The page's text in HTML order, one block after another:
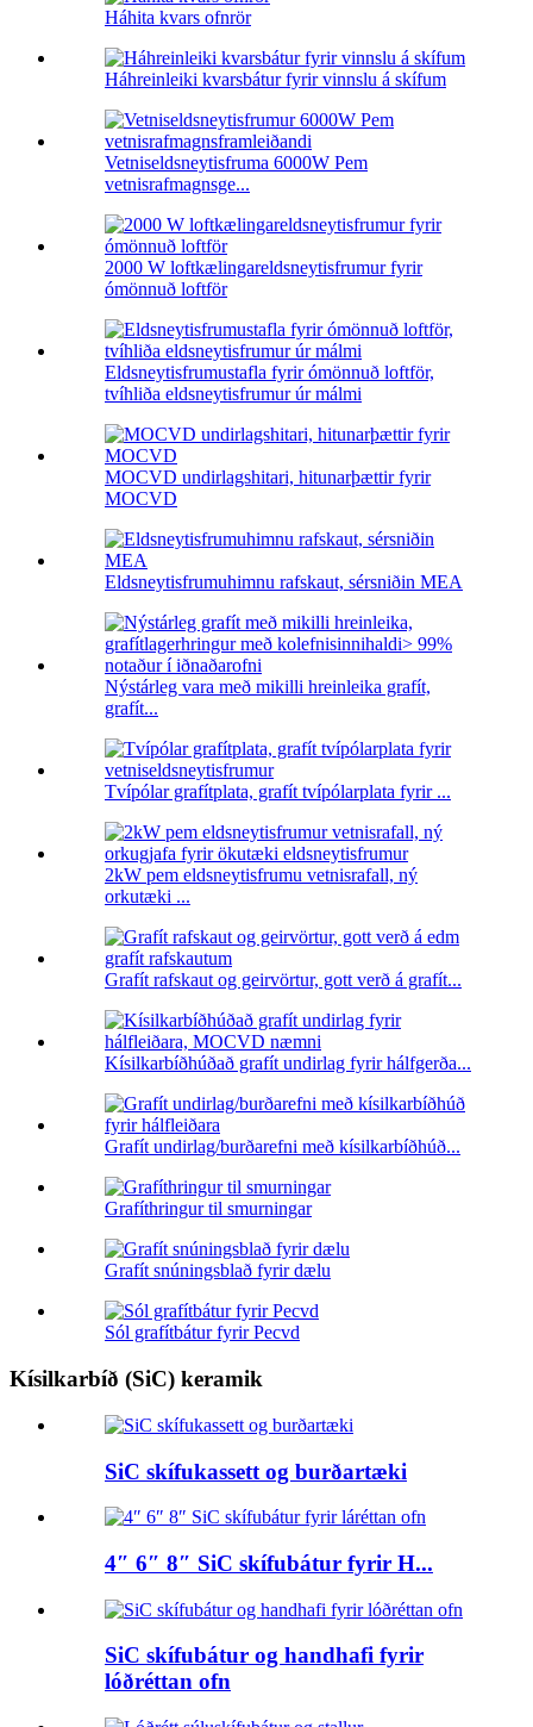
Háhita kvars ofnrör
Háhreinleiki kvarsbátur fyrir vinnslu á skífum
Vetniseldsneytisfruma 6000W Pem
vetnisrafmagnsge...
2000 W loftkælingareldsneytisfrumur fyrir
ómönnuð loftför
Eldsneytisfrumustafla fyrir ómönnuð loftför,
tvíhliða eldsneytisfrumur úr málmi
MOCVD undirlagshitari, hitunarþættir fyrir
MOCVD
Eldsneytisfrumuhimnu rafskaut, sérsniðin MEA
Nýstárleg vara með mikilli hreinleika grafít,
grafít...
Tvípólar grafítplata, grafít tvípólarplata fyrir ...
2kW pem eldsneytisfrumu vetnisrafall, ný
orkutæki ...
Grafít rafskaut og geirvörtur, gott verð á grafít...
Kísilkarbíðhúðað grafít undirlag fyrir hálfgerða...
Grafít undirlag/burðarefni með kísilkarbíðhúð...
Grafíthringur til smurningar
Grafít snúningsblað fyrir dælu
Sól grafítbátur fyrir Pecvd
Kísilkarbíð (SiC) keramik
SiC skífukassett og burðartæki
4″ 6″ 8″ SiC skífubátur fyrir H...
SiC skífubátur og handhafi fyrir
lóðréttan ofn